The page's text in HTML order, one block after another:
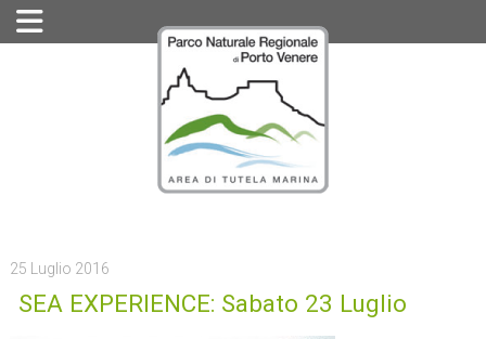
25 Luglio 2016
SEA EXPERIENCE: Sabato 23 Luglio